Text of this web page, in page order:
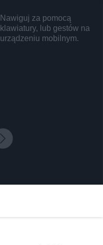
Nawiguj za pomocą
klawiatury, lub gestów na
urządzeniu mobilnym.